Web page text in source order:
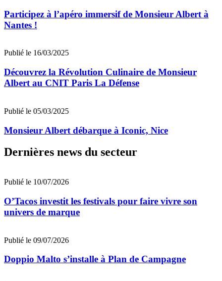
Participez à l’apéro immersif de Monsieur Albert à
Nantes !
Publié le 16/03/2025
Découvrez la Révolution Culinaire de Monsieur
Albert au CNIT Paris La Défense
Publié le 05/03/2025
Monsieur Albert débarque à Iconic, Nice
Dernières news du secteur
Publié le 10/07/2026
O’Tacos investit les festivals pour faire vivre son
univers de marque
Publié le 09/07/2026
Doppio Malto s’installe à Plan de Campagne